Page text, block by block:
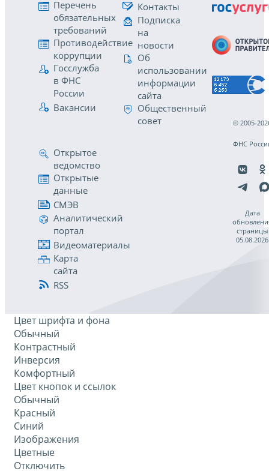
Перечень
обязательных
требований
Противодействие
коррупции
Госслужба
в ФНС
России
Вакансии
Контакты
Подписка
на
новости
Об
использовании
информации
сайта
Общественный
совет
Открытое
ведомство
Открытые
данные
СМЭВ
Аналитический
портал
Видеоматериалы
Карта
сайта
RSS
© 2005-
ФНС
Дата
страницы
05.08.2026
Цвет шрифта и фона
Обычный
Контрастный
Инверсия
Комфортный
Цвет кнопок и ссылок
Обычный
Красный
Синий
Изображения
Цветные
Отключить